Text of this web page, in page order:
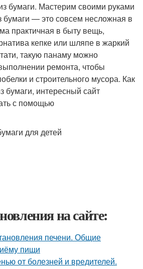
бумаги. Мастерим своими руками
бумаги — это совсем несложная в
практичная в быту вещь,
кепке или шляпе в жаркий
такую панаму можно
ремонта, чтобы
и строительного мусора. Как
бумаги, интересный сайт
с помощью
для детей
на сайте:
печени. Общие
пищи
от болезней и вредителей.